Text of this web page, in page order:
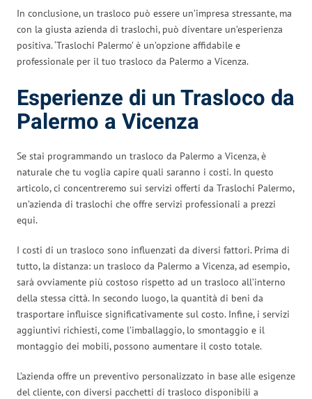
In conclusione, un trasloco può essere un’impresa stressante, ma
con la giusta azienda di traslochi, può diventare un’esperienza
positiva. ‘Traslochi Palermo’ è un’opzione affidabile e
professionale per il tuo trasloco da Palermo a Vicenza.
Esperienze di un Trasloco da
Palermo a Vicenza
Se stai programmando un trasloco da Palermo a Vicenza, è
naturale che tu voglia capire quali saranno i costi. In questo
articolo, ci concentreremo sui servizi offerti da Traslochi Palermo,
un’azienda di traslochi che offre servizi professionali a prezzi
equi.
I costi di un trasloco sono influenzati da diversi fattori. Prima di
tutto, la distanza: un trasloco da Palermo a Vicenza, ad esempio,
sarà ovviamente più costoso rispetto ad un trasloco all’interno
della stessa città. In secondo luogo, la quantità di beni da
trasportare influisce significativamente sul costo. Infine, i servizi
aggiuntivi richiesti, come l’imballaggio, lo smontaggio e il
montaggio dei mobili, possono aumentare il costo totale.
L’azienda offre un preventivo personalizzato in base alle esigenze
del cliente, con diversi pacchetti di trasloco disponibili a